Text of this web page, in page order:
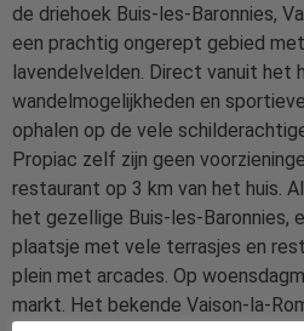
de driehoek Buis-les-Baronnies,
een prachtig ongerept gebied
lavendelvelden. Direct vanuit het
wandelmogelijkheden en
ophalen op de vele
Propiac zelf zijn geen
restaurant op 3 km van het huis.
het gezellige Buis-les-Baronnies,
plaatsje met vele terrasjes en
plein met arcades. Op
markt. Het bekende Vaison-la-